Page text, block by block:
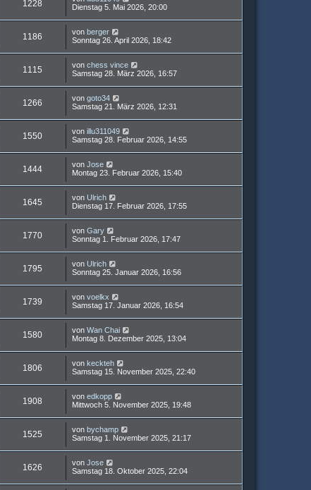
1228
Dienstag 5. Mai 2026, 20:00
1186 von berger
Sonntag 26. April 2026, 18:42
1115 von chess vince
Samstag 28. März 2026, 16:57
1266 von goto34
Samstag 21. März 2026, 12:31
1550 von illu311049
Samstag 28. Februar 2026, 14:55
1444 von Jose
Montag 23. Februar 2026, 15:40
1645 von Ulrich
Dienstag 17. Februar 2026, 17:55
1770 von Gary
Sonntag 1. Februar 2026, 17:47
1795 von Ulrich
Sonntag 25. Januar 2026, 16:56
1739 von voelkx
Samstag 17. Januar 2026, 16:54
1580 von Wan Chai
Montag 8. Dezember 2025, 13:04
1806 von keckteh
Samstag 15. November 2025, 22:40
1908 von edkopp
Mittwoch 5. November 2025, 19:48
1525 von bychamp
Samstag 1. November 2025, 21:17
1626 von Jose
Samstag 18. Oktober 2025, 22:04